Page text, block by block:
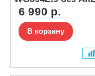
6 990 р.
В корзину